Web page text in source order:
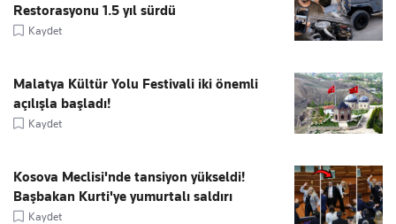
Restorasyonu 1.5 yıl sürdü
Kaydet
Malatya Kültür Yolu Festivali iki önemli
açılışla başladı!
Kaydet
Kosova Meclisi'nde tansiyon yükseldi!
Başbakan Kurti'ye yumurtalı saldırı
Kaydet